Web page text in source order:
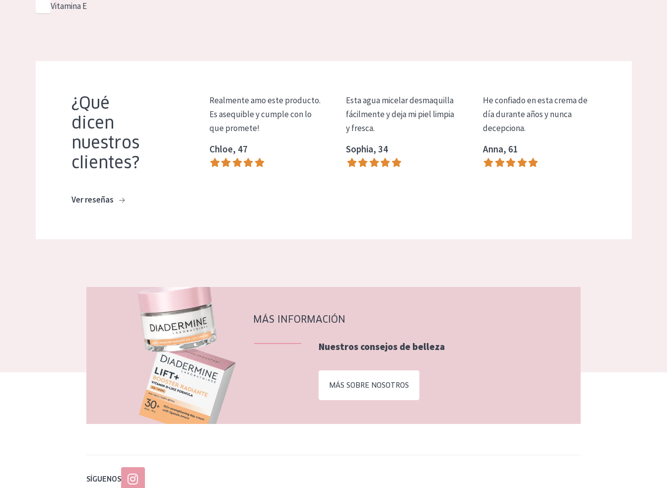
Vitamina E
¿Qué
dicen
nuestros
clientes?
Ver reseñas
Realmente amo este producto.
Es asequible y cumple con lo
que promete!
Chloe, 47
Esta agua micelar desmaquilla
fácilmente y deja mi piel limpia
y fresca.
Sophia, 34
He confiado en esta crema de
día durante años y nunca
decepciona.
Anna, 61
MÁS INFORMACIÓN
Nuestros consejos de belleza
MÁS SOBRE NOSOTROS
SÍGUENOS